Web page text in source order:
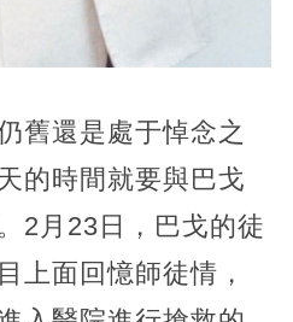
舊還是處于悼念之
的時間就要與巴戈
2月23日，巴戈的徒
上面回憶師徒情，